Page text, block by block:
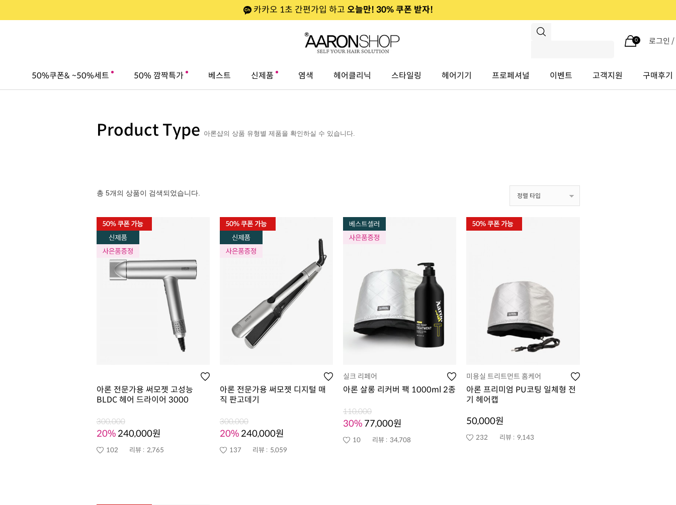
카카오 1초 간편가입 하고 오늘만! 30% 쿠폰 받자!
0 로그인 /
50%쿠폰& ~50%세트 50% 깜짝특가 베스트 신제품 염색 헤어클리닉 스타일링 헤어기기 프로페셔널 이벤트 고객지원 구매후기
Product Type 아론샵의 상품 유형별 제품을 확인하실 수 있습니다.
총 5개의 상품이 검색되었습니다. 정렬 타입
아론 전문가용 써모젯 고성능
BLDC 헤어 드라이어 3000
300,000
20% 240,000원
102 리뷰 : 2,765
아론 전문가용 써모젯 디지털 매
직 판고데기
300,000
20% 240,000원
137 리뷰 : 5,059
실크 리페어
아론 살롱 리커버 팩 1000ml 2종
110,000
30% 77,000원
10 리뷰 : 34,708
미용실 트리트먼트 홈케어
아론 프리미엄 PU코팅 일체형 전
기 헤어캡
50,000원
232 리뷰 : 9,143